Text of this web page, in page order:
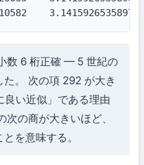
数 6 桁正確 — 5 世紀の
。 次の項 292 が大き
い近似」である理由
の商が大きいほど、
を意味する。